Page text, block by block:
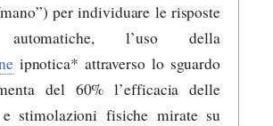
per individuare le risposte
automatiche, l’uso della
ipnotica* attraverso lo sguardo
del 60% l’efficacia delle
stimolazioni fisiche mirate su